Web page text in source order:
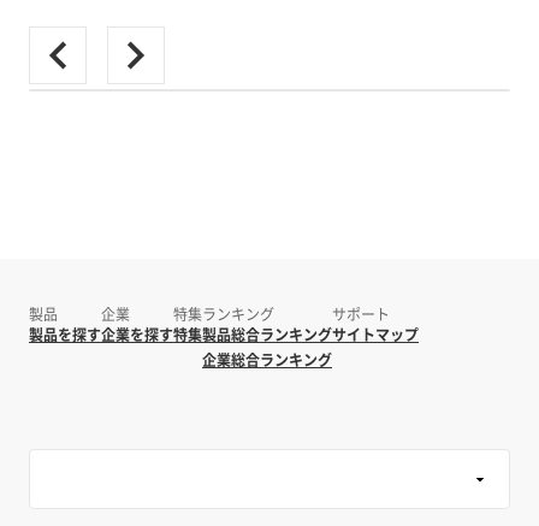
製品
製品を探す
企業
企業を探す
特集
特集
ランキング
製品総合ランキング
企業総合ランキング
サポート
サイトマップ